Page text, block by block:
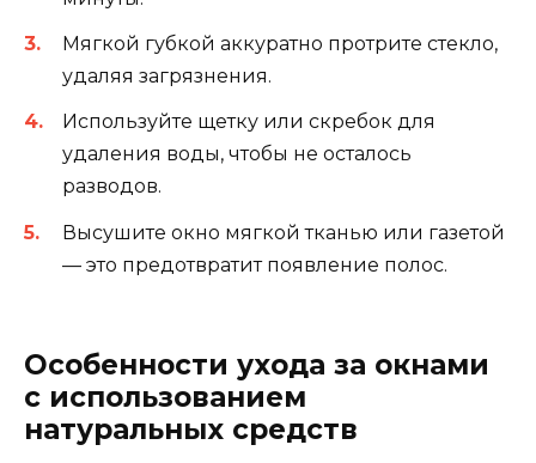
Мягкой губкой аккуратно протрите стекло,
удаляя загрязнения.
Используйте щетку или скребок для
удаления воды, чтобы не осталось
разводов.
Высушите окно мягкой тканью или газетой
— это предотвратит появление полос.
Особенности ухода за окнами
с использованием
натуральных средств